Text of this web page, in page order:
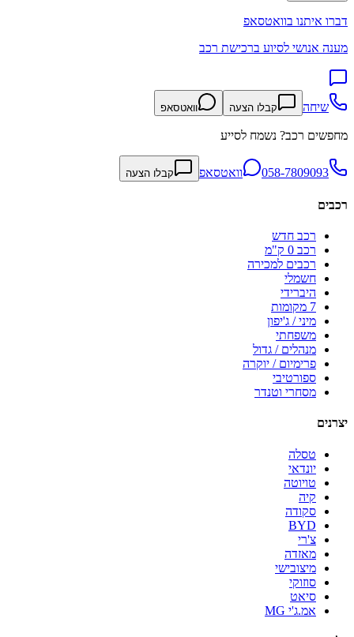
דברו איתנו בוואטסאפ
מענה אנושי לסיוע ברכישת רכב
שיחה קבלו הצעה וואטסאפ
מחפשים רכב? נשמח לסייע
058-7809093 וואטסאפ קבלו הצעה
רכבים
רכב חדש
רכב 0 ק"מ
רכבים למכירה
חשמלי
היברידי
7 מקומות
מיני / ג'יפון
משפחתי
מנהלים / גדול
פרימיום / יוקרה
ספורטיבי
מסחרי וטנדר
יצרנים
טסלה
יונדאי
טויוטה
קיה
סקודה
BYD
צ'רי
מאזדה
מיצובישי
סוזוקי
סיאט
אמ.ג'י MG